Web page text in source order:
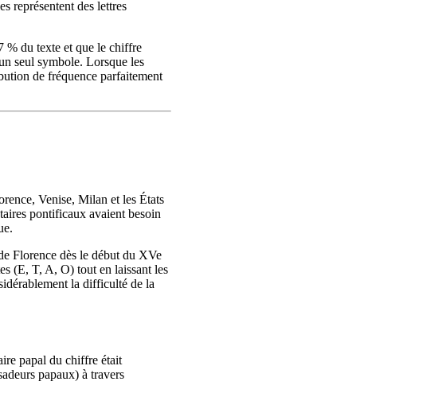
représentent des lettres
% du texte et que le chiffre
seul symbole. Lorsque les
de fréquence parfaitement
Venise, Milan et les États
pontificaux avaient besoin
Florence dès le début du XVe
(E, T, A, O) tout en laissant les
la difficulté de la
papal du chiffre était
papaux) à travers